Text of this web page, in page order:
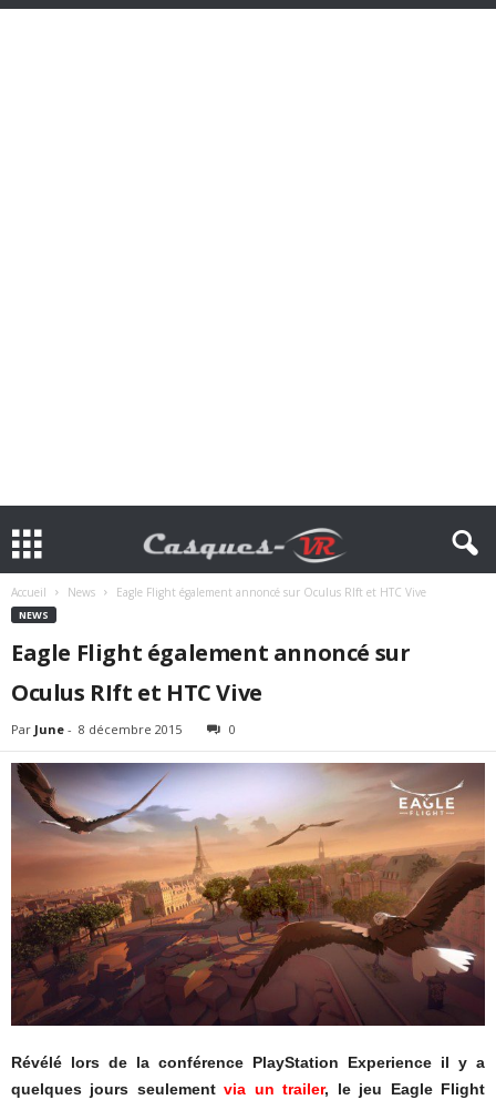
Accueil News Eagle Flight également annoncé sur Oculus RIft et HTC Vive
NEWS
Eagle Flight également annoncé sur
Oculus RIft et HTC Vive
Par June - 8 décembre 2015 0
Révélé lors de la conférence PlayStation Experience il y a
quelques jours seulementvia un trailer, le jeu Eagle Flight